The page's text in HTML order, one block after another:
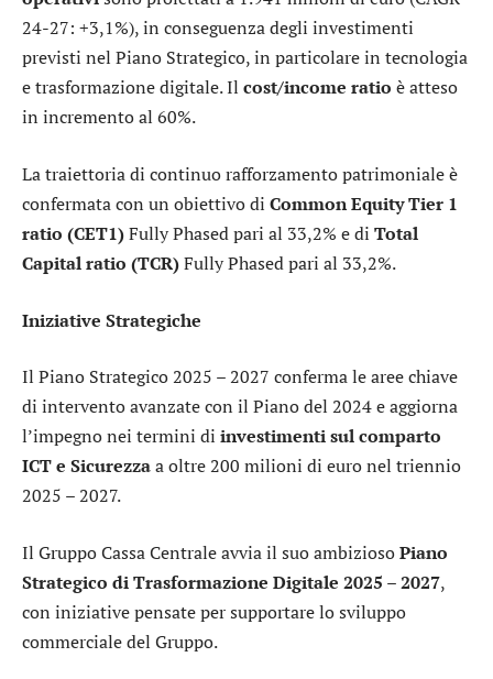
24-27: +3,1%), in conseguenza degli investimenti
previsti nel Piano Strategico, in particolare in tecnologia
e trasformazione digitale. Il cost/income ratio è atteso
in incremento al 60%.
La traiettoria di continuo rafforzamento patrimoniale è
confermata con un obiettivo di Common Equity Tier 1
ratio (CET1)Fully Phased pari al 33,2% e di Total
Capital ratio (TCR)Fully Phased pari al 33,2%.
Iniziative Strategiche
Il Piano Strategico 2025 – 2027 conferma le aree chiave
di intervento avanzate con il Piano del 2024 e aggiorna
l’impegno nei termini di investimenti sul comparto
ICT e Sicurezzaa oltre 200 milioni di euro nel triennio
2025 – 2027.
Il Gruppo Cassa Centrale avvia il suo ambiziosoPiano
Strategico di Trasformazione Digitale 2025 – 2027,
con iniziative pensate per supportare lo sviluppo
commerciale del Gruppo.